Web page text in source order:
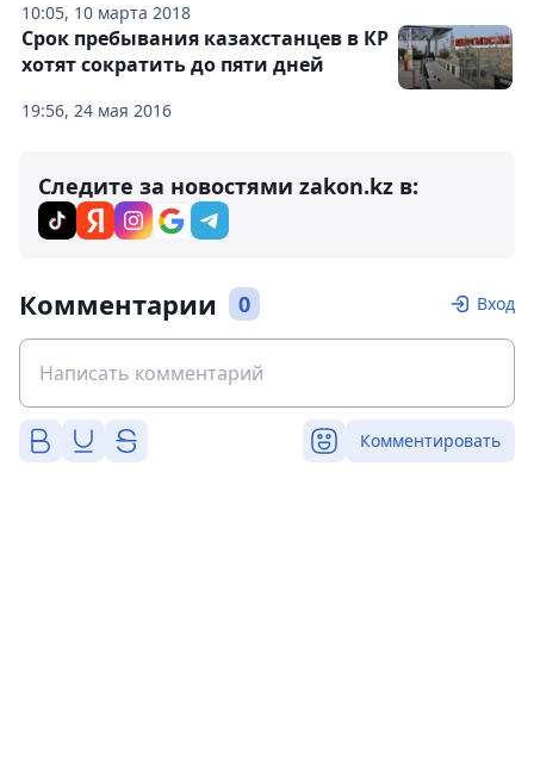
10:05, 10 марта 2018
19:56, 24 мая 2016
Срок пребывания казахстанцев в КР
хотят сократить до пяти дней
Следите за новостями zakon.kz в:
Комментарии 0 Вход
Комментировать